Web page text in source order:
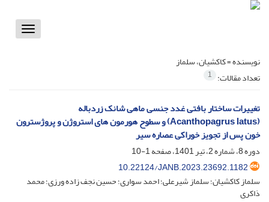
Toggle
نویسنده =کاکشیان، سلماز
تعداد مقالات: 1
تغییرات ساختار بافتی غدد جنسی ماهی شانک زردباله
(Acanthopagrus latus) و سطوح هورمون های استروژن و پروژسترون
خون پس از تجویز خوراکی عصاره سیر
دوره 8، شماره 2، تیر 1401، صفحه
1-10
10.22124/JANB.2023.23692.1182
سلماز کاکشیان؛ سلماز شیرعلی؛ احمد سواری؛ حسین نجف زاده ورزی؛ محمد
ذاکری